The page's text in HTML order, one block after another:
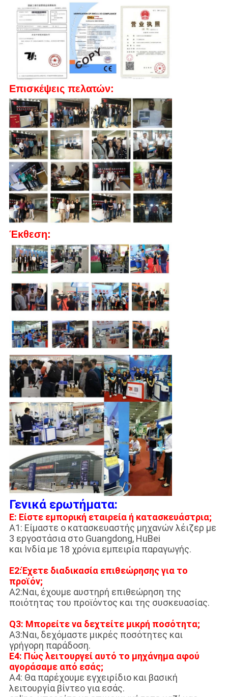
Επισκέψεις πελατών:
Έκθεση:
Γενικά ερωτήματα:
Ε: Είστε εμπορική εταιρεία ή κατασκευάστρια;
Α1: Είμαστε ο κατασκευαστής μηχανών λέιζερ με
3 εργοστάσια στο Guangdong, HuBei
και Ινδία με 18 χρόνια εμπειρία παραγωγής.
Ε2:Έχετε διαδικασία επιθεώρησης για το
προϊόν;
Α2:Ναι, έχουμε αυστηρή επιθεώρηση της
ποιότητας του προϊόντος και της συσκευασίας.
Q3: Μπορείτε να δεχτείτε μικρή ποσότητα;
Α3:Ναι, δεχόμαστε μικρές ποσότητες και
γρήγορη παράδοση.
Ε4: Πώς λειτουργεί αυτό το μηχάνημα αφού
αγοράσαμε από εσάς;
A4: Θα παρέχουμε εγχειρίδιο και βασική
λειτουργία βίντεο για εσάς.